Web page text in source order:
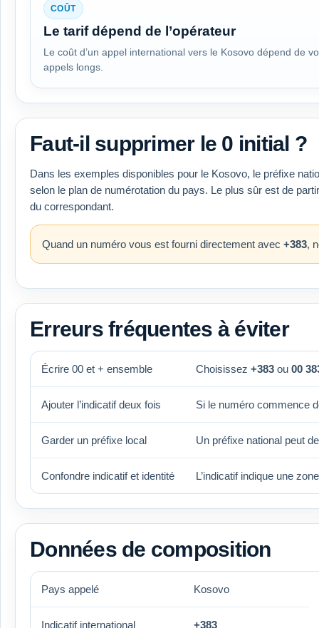
COÛT
Le tarif dépend de l’opérateur
Le coût d’un appel international vers le Kosovo dépend de
appels longs.
Faut-il supprimer le 0 initial ?
Dans les exemples disponibles pour le Kosovo, le préfixe
selon le plan de numérotation du pays. Le plus sûr est de
du correspondant.
Quand un numéro vous est fourni directement avec +383,
Erreurs fréquentes à éviter
Écrire 00 et + ensemble Choisissez +383 ou 00
Ajouter l’indicatif deux fois Si le numéro commence
Garder un préfixe local Un préfixe national peut
Confondre indicatif et identité L’indicatif indique une
Données de composition
Pays appelé Kosovo
Indicatif international +383